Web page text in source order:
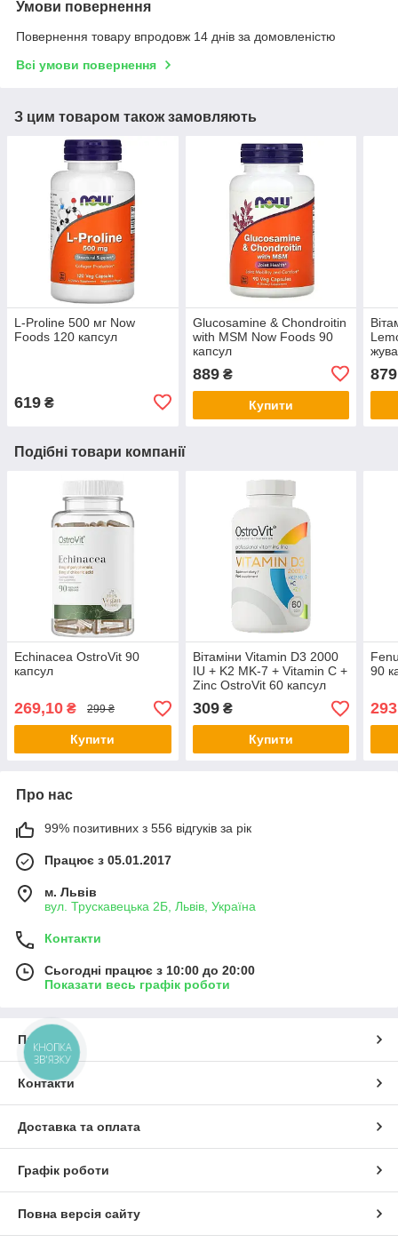
Умови повернення
Повернення товару впродовж 14 днів за домовленістю
Всі умови повернення
З цим товаром також замовляють
L-Proline 500 мг Now
Foods 120 капсул
619 ₴
Glucosamine & Chondroitin
with MSM Now Foods 90
капсул
889₴
Купити
879
Подібні товари компанії
Echinacea OstroVit 90
капсул
269,10 ₴ 299 ₴
Купити
Вітаміни Vitamin D3 2000
IU + K2 MK-7 + Vitamin C +
Zinc OstroVit 60 капсул
309₴
Купити
90
Про нас
99% позитивних з 556 відгуків за рік
Працює з 05.01.2017
м. Львів
вул. Трускавецька 2Б, Львів, Україна
Контакти
Сьогодні працює з 10:00 до 20:00
Показати весь графік роботи
Про нас
Контакти
Доставка та оплата
Графік роботи
Повна версія сайту
КНОПКА
ЗВ'ЯЗКУ